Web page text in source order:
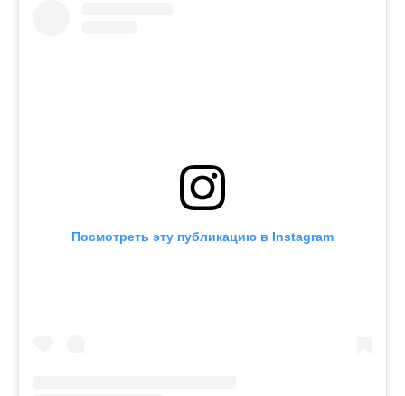
Посмотреть эту публикацию в Instagram